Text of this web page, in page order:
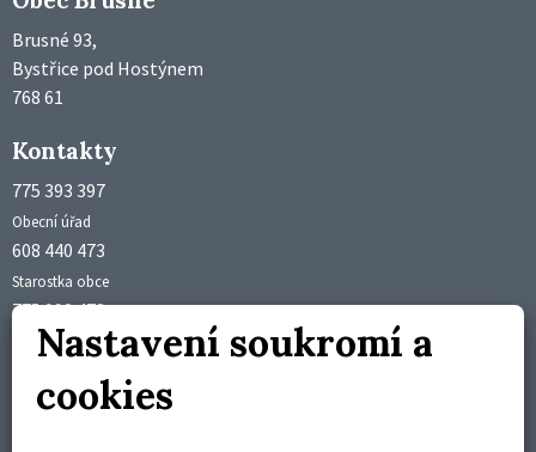
Brusné 93,
Bystřice pod Hostýnem
768 61
Kontakty
775 393 397
Obecní úřad
608 440 473
Starostka obce
775 992 473
Účetní obce
starosta@brusne.cz
Nastavení soukromí a
cookies